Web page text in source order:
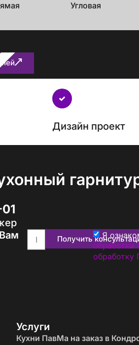
Угловая
Дизайн проект
Получить Я
обработки
обработку
Услуги
Кухни ПавМа на заказ в